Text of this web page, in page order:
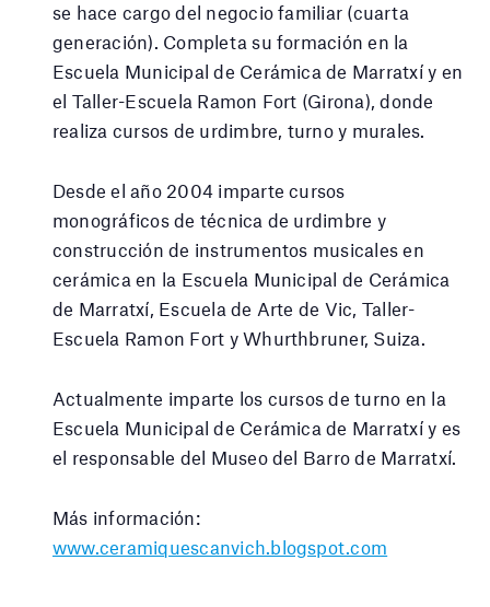
se hace cargo del negocio familiar (cuarta
generación). Completa su formación en la
Escuela Municipal de Cerámica de Marratxí y en
el Taller-Escuela Ramon Fort (Girona), donde
realiza cursos de urdimbre, turno y murales.
Desde el año 2004 imparte cursos
monográficos de técnica de urdimbre y
construcción de instrumentos musicales en
cerámica en la Escuela Municipal de Cerámica
de Marratxí, Escuela de Arte de Vic, Taller-
Escuela Ramon Fort y Whurthbruner, Suiza.
Actualmente imparte los cursos de turno en la
Escuela Municipal de Cerámica de Marratxí y es
el responsable del Museo del Barro de Marratxí.
Más información:
www.ceramiquescanvich.blogspot.com